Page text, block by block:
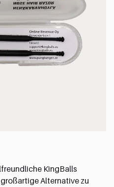
KingBalls
Alternative zu